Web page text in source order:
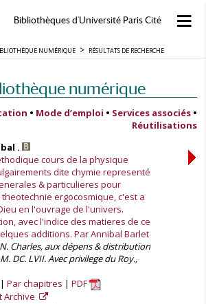
Bibliothèques d'Université Paris Cité
NUMÉRIQUE RÉSULTATS DE RECHERCHE
numérique
• Mode d’emploi • Services associés •
Réutilisations
.
cours de la physique
dite chymie representé
& particulieres pour
ergocosmique, c'est a
en l'ouvrage de l'univers.
avec l'indice des matieres de ce
additions. Par Annibal Barlet
Charles, aux dépens & distribution
DC. LVII. Avec privilege du Roy.,
Par chapitres
PDF
Archive